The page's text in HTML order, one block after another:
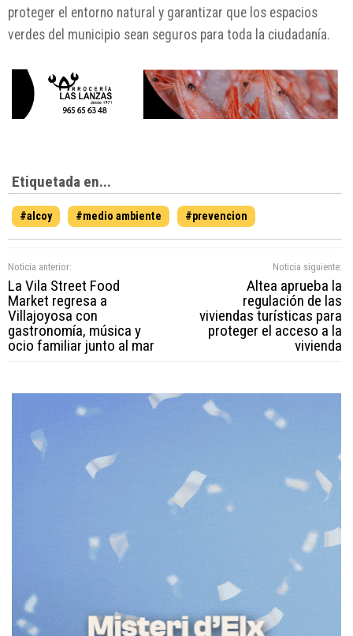
proteger el entorno natural y garantizar que los espacios
verdes del municipio sean seguros para toda la ciudadanía.
Etiquetada en...
#alcoy #medio ambiente #prevencion
Noticia anterior:
La Vila Street Food
Market regresa a
Villajoyosa con
gastronomía, música y
ocio familiar junto al mar
Noticia siguiente:
Altea aprueba la
regulación de las
viviendas turísticas para
proteger el acceso a la
vivienda